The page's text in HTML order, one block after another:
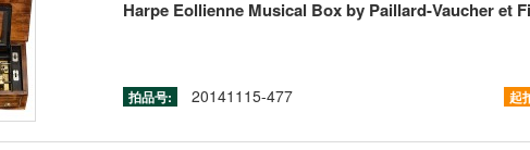
Harpe Eollienne Musical Box by Paillard-Vaucher et
拍品号: 20141115-477 起